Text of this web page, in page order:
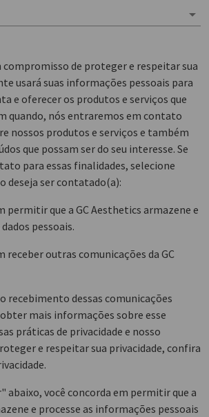
compromisso de proteger e respeitar sua
usará suas informações pessoais para
e oferecer os produtos e serviços que
quando, nós entraremos em contato
nossos produtos e serviços e também
que possam ser do seu interesse. Se
para essas finalidades, selecione
deseja ser contatado(a):
permitir que a GC Aesthetics armazene e
pessoais.
receber outras comunicações da GC
recebimento dessas comunicações
mais informações sobre esse
práticas de privacidade e nosso
e respeitar sua privacidade, confira
abaixo, você concorda em permitir que a
e processe as informações pessoais